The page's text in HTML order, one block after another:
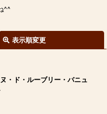
^^
表示順変更
・ド・ルーブリー・バニュ